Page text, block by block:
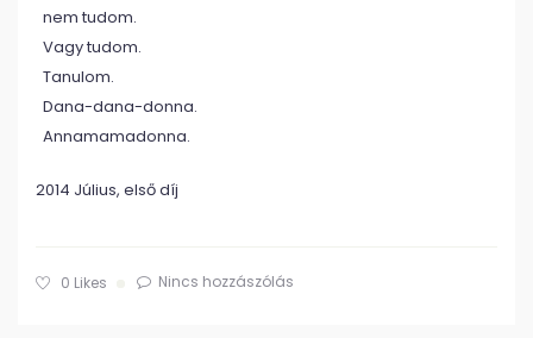
nem tudom.
Vagy tudom.
Tanulom.
Dana-dana-donna.
Annamamadonna.
2014 Július, első díj
0 Likes Nincs hozzászólás